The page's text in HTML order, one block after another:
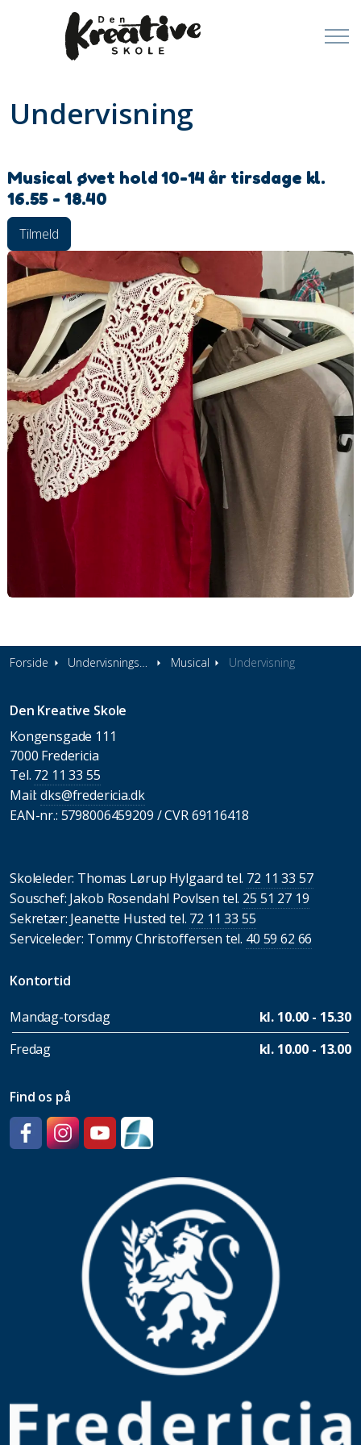
Undervisning
Musical øvet hold 10-14 år tirsdage kl.
16.55 - 18.40
Tilmeld
Forside Undervisningstilbud Musical Undervisning
Den Kreative Skole
Kongensgade 111
7000 Fredericia
Tel. 72 11 33 55
Mail:dks@fredericia.dk
EAN-nr.: 5798006459209 / CVR 69116418
Skoleleder: Thomas Lørup Hylgaard tel. 72 11 33 57
Souschef: Jakob Rosendahl Povlsen tel. 25 51 27 19
Sekretær: Jeanette Husted tel. 72 11 33 55
Serviceleder: Tommy Christoffersen tel. 40 59 62 66
Kontortid
Mandag-torsdag
kl. 10.00 - 15.30
Fredag
kl. 10.00 - 13.00
Find os på